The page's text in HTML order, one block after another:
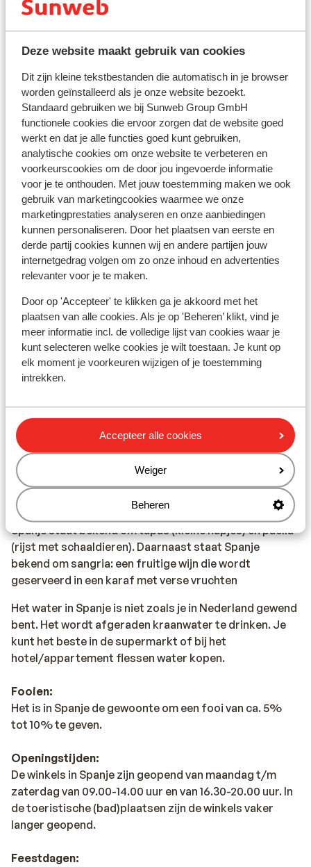
Deze website maakt gebruik van cookies
Dit zijn kleine tekstbestanden die automatisch in je browser
worden geïnstalleerd als je onze website bezoekt.
Standaard gebruiken we bij Sunweb Group GmbH
functionele cookies die ervoor zorgen dat de website goed
werkt en dat je alle functies goed kunt gebruiken,
analytische cookies om onze website te verbeteren en
voorkeurscookies om de door jou ingevoerde informatie
voor je te onthouden. Met jouw toestemming maken we ook
gebruik van marketingcookies waarmee we onze
marketingprestaties analyseren en onze aanbiedingen
kunnen personaliseren. Door het plaatsen van eerste en
derde partij cookies kunnen wij en andere partijen jouw
internetgedrag volgen om zo onze inhoud en advertenties
relevanter voor je te maken.
Door op 'Accepteer' te klikken ga je akkoord met het
plaatsen van alle cookies. Als je op 'Beheren’ klikt, vind je
meer informatie incl. de volledige lijst van cookies waar je
kunt selecteren welke cookies je wilt toestaan. Je kunt op
elk moment je voorkeuren wijzigen of je toestemming
intrekken.
Accepteer alle cookies
Weiger
Beheren
stopcontact is soms wel anders van vorm. In dat geval
kun je een tussenstekker in de supermarkt kopen.
Je dient in het bezit te zijn van een geldig paspoort of
een geldig identiteitsbewijs.
Heb je niet de Nederlandse nationaliteit, dan is het
belangrijk om na te vragen of er andere regels van
toepassing zijn. Dit vraag je na bij de ambassade van
het land waar je heen wilt en de landen waar je doorheen
reist.
Let op!
VoorSpanjegeldt:
In iedere reservering dient er minimaal 1 persoon 18 jaar
of ouder te zijn.
Het reizen met de juiste documenten is jouw eigen
verantwoordelijkheid. Sunweb kan hiervoor niet
aansprakelijk worden gesteld.
Vaccinatie:
Voor actuele informatie betreffende vaccinaties en
Alarmnummer:
Het alarmnummer in Spanje voor de politie, ambulance
en brandweer is 112.
Eten & drinken:
Spanje staat bekend om tapas (kleine hapjes) en paella
(rijst met schaaldieren). Daarnaast staat Spanje
bekend om sangria: een fruitige wijn die wordt
geserveerd in een karaf met verse vruchten
Het water in Spanje is niet zoals je in Nederland gewend
bent. Het wordt afgeraden kraanwater te drinken. Je
kunt het beste in de supermarkt of bij het
hotel/appartement flessen water kopen.
Fooien:
Het is in Spanje de gewoonte om een fooi van ca. 5%
tot 10% te geven.
Openingstijden:
De winkels in Spanje zijn geopend van maandag t/m
zaterdag van 09.00-14.00 uur en van 16.30-20.00 uur. In
de toeristische (bad)plaatsen zijn de winkels vaker
langer geopend.
Feestdagen: